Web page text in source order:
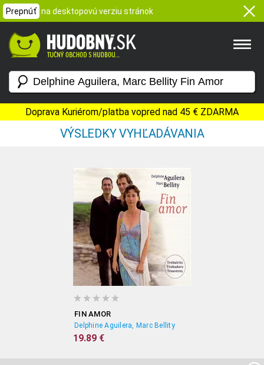
Prepnúť na desktopovú verziu stránok
Doprava Kuriérom/platba vopred nad 45 € ZDARMA
VÝSLEDKY VYHĽADÁVANIA
FIN AMOR
Delphine Aguilera, Marc Bellity
19.89 €